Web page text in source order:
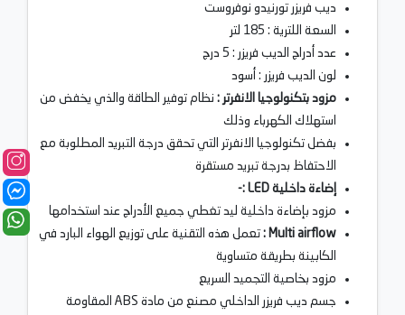
ديب فريزر تورنيدو نوفروست
السعة اللترية : 185 لتر
عدد أدراج الديب فريزر : 5 درج
لون الديب فريزر : أسود
مزود بتكنولوجيا الانفرتر : نظام توفير الطاقة والذي يخفض من
استهلاك الكهرباء وذلك
بفضل تكنولوجيا الانفرتر التي تحقق درجة التبريد المطلوبة مع
الاحتفاظ بدرجة تبريد مستقرة
إضاءة داخلية LED :-
مزود بإضاءة داخلية ليد تغطي جميع الأدراج عند استخدامها
Multi airflow :
تعمل هذه التقنية على توزيع الهواء البارد في
الكابينة بطريقة متساوية
مزود بخاصية التجميد السريع
جسم ديب فريزر الداخلي مصنع ﻣﻦ ﻣﺎدة ABS المقاومة